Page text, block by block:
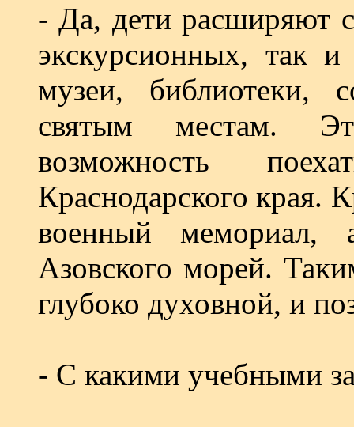
- Да, дети расширяют
экскурсионных, так
музеи, библиотеки,
святым местам.
возможность
Краснодарского края.
военный
Азовского морей.
глубоко духовной, и
- С какими учебными